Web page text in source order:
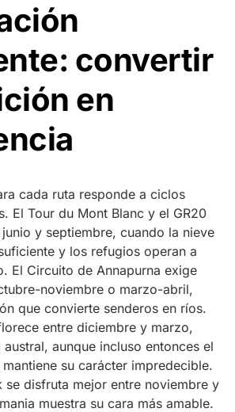
convertir
en
cada ruta responde a ciclos
El Tour du Mont Blanc y el GR20
y septiembre, cuando la nieve
y los refugios operan a
El Circuito de Annapurna exige
noviembre o marzo-abril,
que convierte senderos en ríos.
entre diciembre y marzo,
aunque incluso entonces el
su carácter impredecible.
se disfruta mejor entre noviembre y
muestra su cara más amable.